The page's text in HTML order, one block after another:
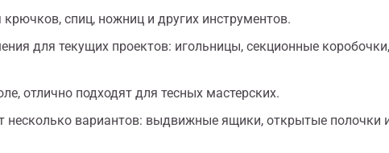
спиц, ножниц и других инструментов.
для текущих проектов: игольницы, секционные коробочки,
отлично подходят для тесных мастерских.
вариантов: выдвижные ящики, открытые полочки